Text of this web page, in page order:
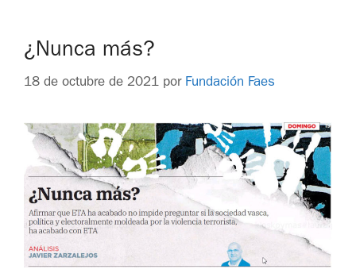
¿Nunca más?
18 de octubre de 2021 por Fundación Faes